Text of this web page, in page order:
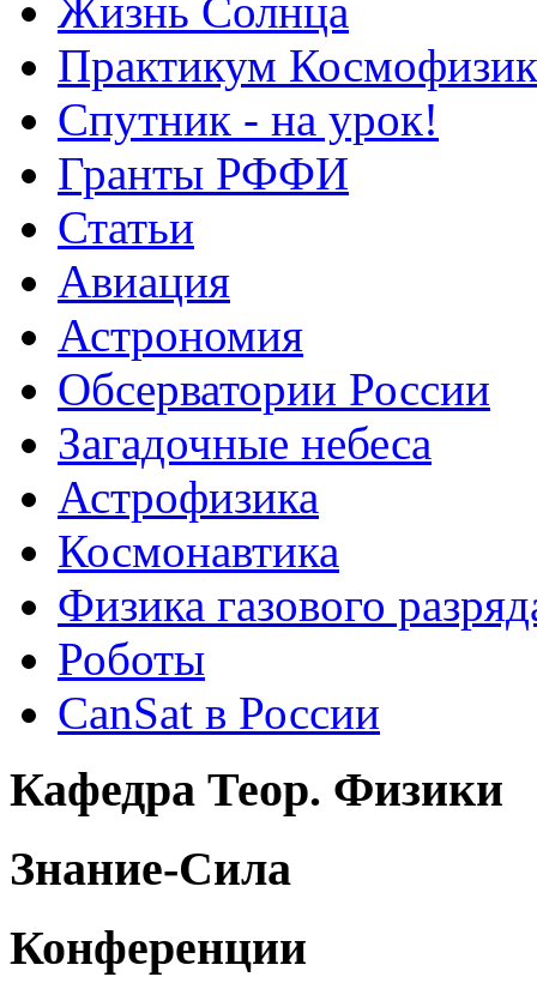
Жизнь Солнца
Практикум
Спутник - на урок!
Гранты РФФИ
Статьи
Авиация
Астрономия
Обсерватории России
Загадочные небеса
Астрофизика
Космонавтика
Физика газового
Роботы
CanSat в России
Кафедра Теор. Физики
Знание-Сила
Конференции